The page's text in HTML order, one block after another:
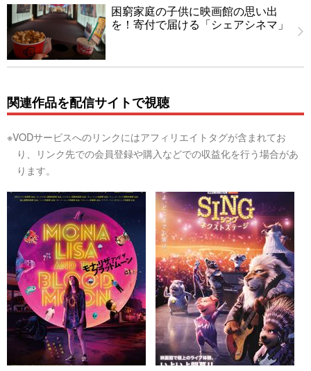
困窮家庭の子供に映画館の思い出
を！寄付で届ける「シェアシネマ」
関連作品を配信サイトで視聴
※VODサービスへのリンクにはアフィリエイトタグが含まれてお
り、リンク先での会員登録や購入などでの収益化を行う場合があ
ります。